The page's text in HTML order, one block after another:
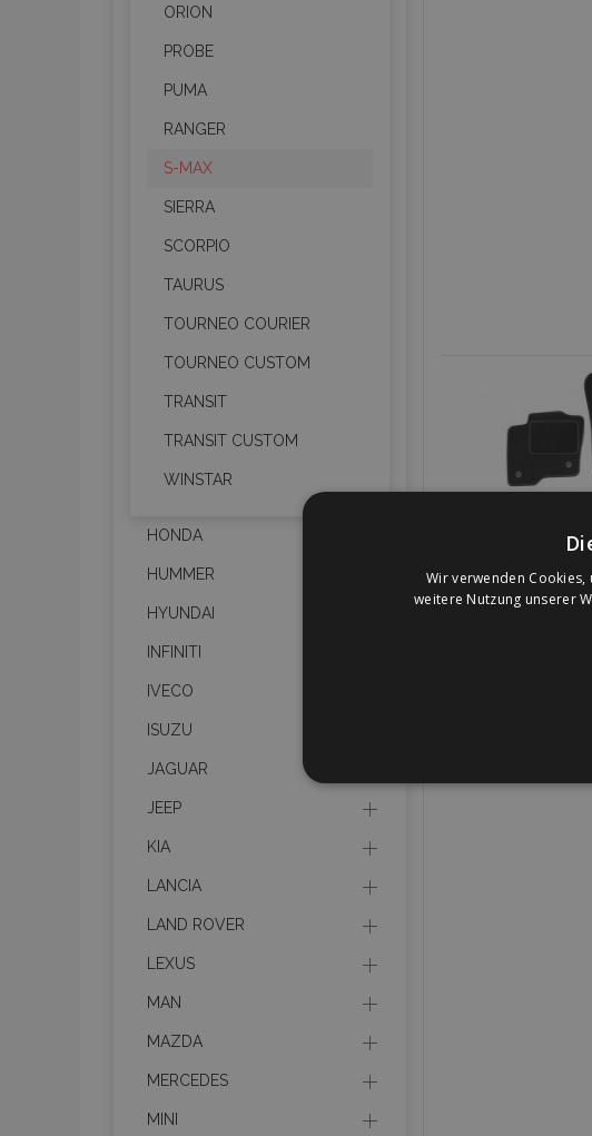
ORION
PROBE
PUMA
RANGER
S-MAX
SIERRA
SCORPIO
TAURUS
TOURNEO COURIER
TOURNEO CUSTOM
TRANSIT
TRANSIT CUSTOM
WINSTAR
HONDA
HUMMER
HYUNDAI
INFINITI
IVECO
ISUZU
JAGUAR
JEEP
KIA
LANCIA
LAND ROVER
LEXUS
MAN
MAZDA
MERCEDES
MINI
Wir verwenden
weitere Nutzung unserer
Unbedingt erforderliche Cookies
Kontoverwaltung. Ohne die unbedingt
Name
mage-translation-file-version